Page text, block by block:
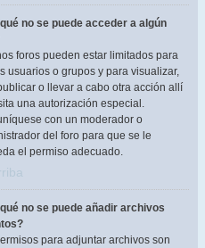
no se puede acceder a algún
foros pueden estar limitados para
usuarios o grupos y para visualizar,
o llevar a cabo otra acción allí
una autorización especial.
con un moderador o
del foro para que se le
el permiso adecuado.
no se puede añadir archivos
para adjuntar archivos son